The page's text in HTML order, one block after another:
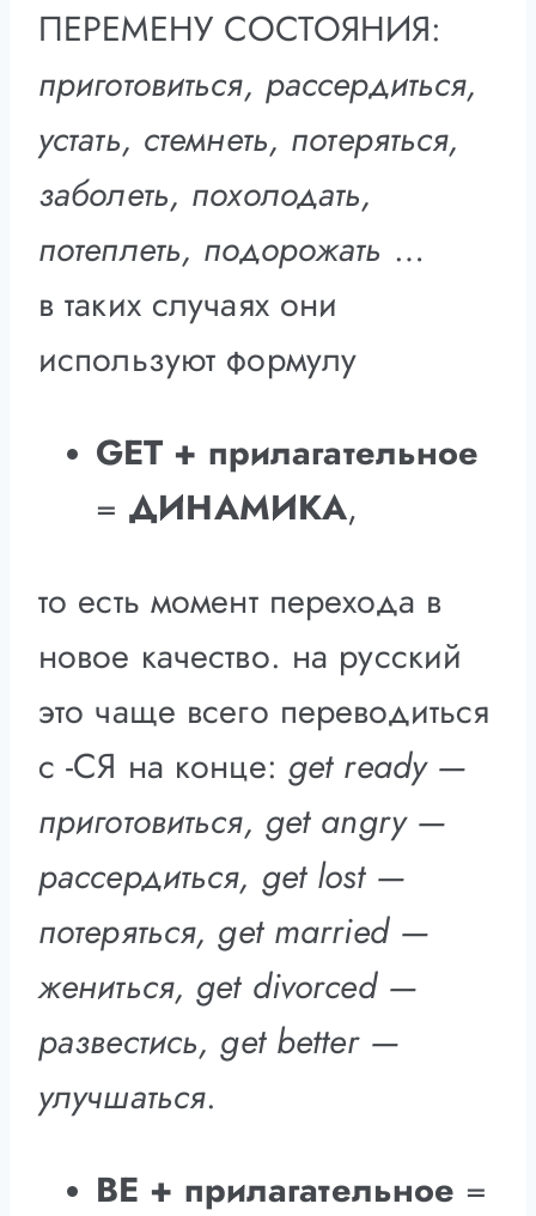
ПЕРЕМЕНУ СОСТОЯНИЯ:
приготовиться, рассердиться,
устать, стемнеть, потеряться,
заболеть, похолодать,
потеплеть, подорожать …
в таких случаях они
используют формулу
GET + прилагательное
= ДИНАМИКА,
то есть момент перехода в
новое качество. на русский
это чаще всего переводиться
с -СЯ на конце: get ready —
приготовиться, get angry —
рассердиться, get lost —
потеряться, get married —
жениться, get divorced —
развестись, get better —
улучшаться.
BE + прилагательное =